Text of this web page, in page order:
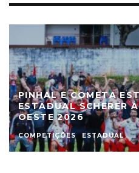
PINHAL E COMETA
ESTADUAL SCHERER
OESTE 2026
COMPETIÇÕES ESTADUAL